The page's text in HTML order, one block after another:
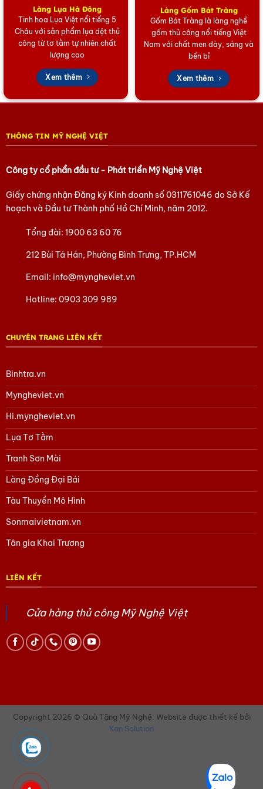
Tham khảo các sản phẩm của Mỹ Nghệ Việttại đây
Tham khảo các sản phẩm Quà tặng lụa Hà Đôngtại đây
Tham khảo các sản phẩm Bình trà tại đây
Tham khảo các sản phẩm của Mỹ Nghệ Việttại đây
Tham khảo các sản phẩm Làng Đồng Đại Báitại đây
Tham khảo các sản phẩm quà Doanh Nghiệp khác
Tham khảo các sản phẩm quà tặng văn hóa Việt tại đây
Tham khảo các sản phẩm kháctại đây
Hoặc trang Facebook của chúng tôi
Làng Lụa Hà Đông
Tinh hoa Lụa Việt nổi tiếng 5
Châu với sản phẩm lụa dệt thủ
công từ tơ tằm tự nhiên chất
lượng cao
Xem thêm
Làng Gốm Bát Tràng
Gốm Bát Tràng là làng nghề
gốm thủ công nổi tiếng Việt
Nam với chất men dày, sáng và
bền bỉ
Xem thêm
THÔNG TIN MỸ NGHỆ VIỆT
Công ty cổ phẩn đầu tư - Phát triển Mỹ Nghệ Việt
Giấy chứng nhận Đăng ký Kinh doanh số0311761046 do Sở Kế
hoạch và Đầu tư Thành phố Hồ Chí Minh, năm 2012.
Tổng đài:1900 63 60 76
212 Bùi Tá Hán, Phường Bình Trưng, TP.HCM
Email: info@myngheviet.vn
Hotline:0903 309 989
CHUYÊN TRANG LIÊN KẾT
Binhtra.vn
Myngheviet.vn
Hi.myngheviet.vn
Lụa Tơ Tằm
Tranh Sơn Mài
Làng Đồng Đại Bái
Tàu Thuyền Mô Hình
Sonmaivietnam.vn
Tân gia Khai Trương
LIÊN KẾT
Cửa hàng thủ công Mỹ Nghệ Việt
Copyright 2026 © Quà Tặng Mỹ Nghệ. Website được thiết kế bởi
Kan Solution